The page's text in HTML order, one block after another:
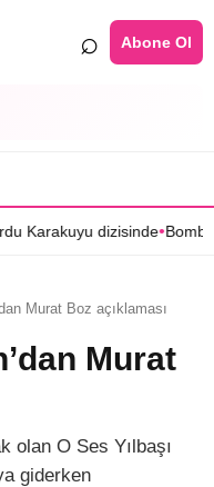
⌕ Abone Ol
•Bomba transfer! Caner
Murat Boz açıklaması
Murat
olan O Ses Yılbaşı
giderken